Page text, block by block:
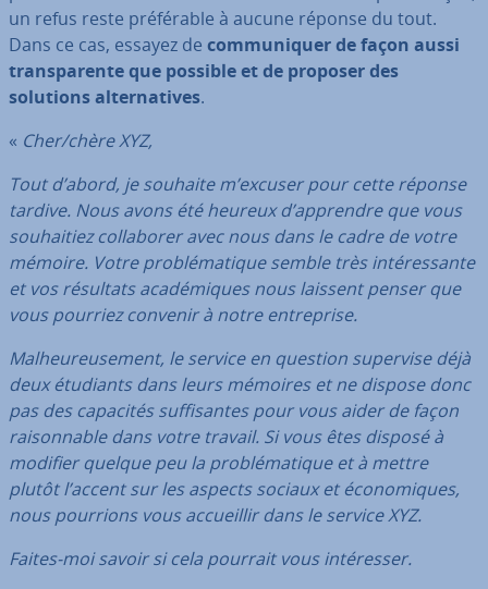
un refus reste pré­fé­rable à aucune réponse du tout.
Dans ce cas, essayez de com­mu­ni­quer de façon aussi
trans­pa­rente que possible et de proposer des
solutions al­ter­na­tives.
« Cher/chère XYZ,
Tout d’abord, je souhaite m’excuser pour cette réponse
tardive. Nous avons été heureux d’apprendre que vous
sou­hai­tiez col­la­bo­rer avec nous dans le cadre de votre
mémoire. Votre pro­blé­ma­tique semble très in­té­res­sante
et vos résultats aca­dé­miques nous laissent penser que
vous pourriez convenir à notre en­tre­prise.
Mal­heu­reu­se­ment, le service en question supervise déjà
deux étudiants dans leurs mémoires et ne dispose donc
pas des capacités suf­fi­santes pour vous aider de façon
rai­son­nable dans votre travail. Si vous êtes disposé à
modifier quelque peu la pro­blé­ma­tique et à mettre
plutôt l’accent sur les aspects sociaux et éco­no­miques,
nous pourrions vous ac­cueil­lir dans le service XYZ.
Faites-moi savoir si cela pourrait vous in­té­res­ser.